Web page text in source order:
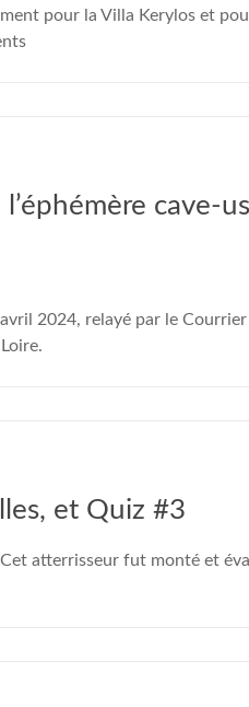
pour la Villa Kerylos et
cave-
2024, relayé par le
et Quiz #3
atterrisseur fut monté et